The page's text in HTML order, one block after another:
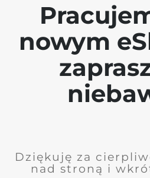
nowym
Dziękuję za
nad stroną i